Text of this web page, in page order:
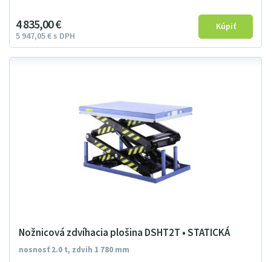
4835 00€
5 947 05€ s DPH
Nožnicová zdvíhacia plošina DSHT2T • STATICKÁ
nosnosť 2.0 t, zdvih 1 780 mm